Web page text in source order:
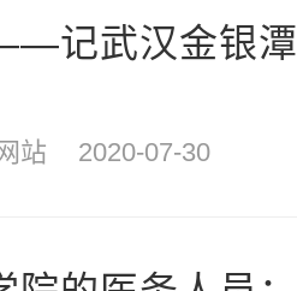
记武汉金银
站 2020-07-30